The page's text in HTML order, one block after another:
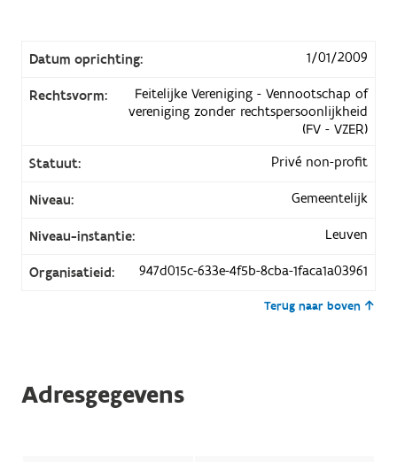
Datum oprichting: 1/01/2009
Rechtsvorm:
Feitelijke Vereniging - Vennootschap of
vereniging zonder rechtspersoonlijkheid
(FV - VZER)
Statuut:
Privé non-profit
Niveau: Gemeentelijk
Niveau-instantie: Leuven
Organisatieid: 947d015c-633e-4f5b-8cba-1faca1a03961
Terug naar boven
Adresgegevens